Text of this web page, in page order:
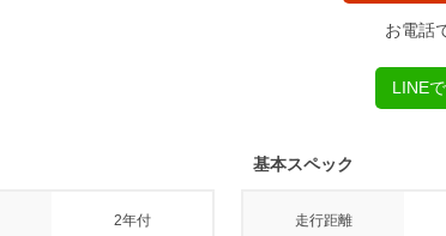
お電話
LINE
2年付
基本スペック
走行距離